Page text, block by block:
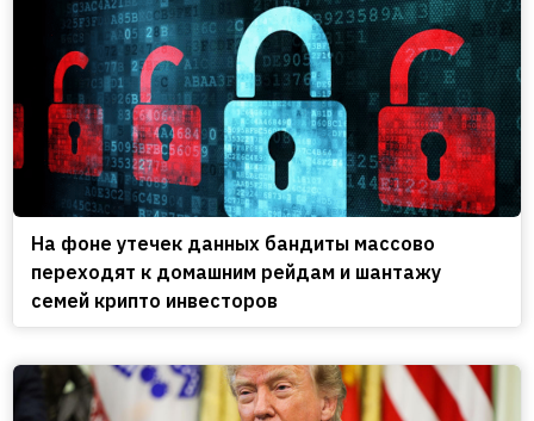
На фоне утечек данных бандиты массово
переходят к домашним рейдам и шантажу
семей крипто инвесторов